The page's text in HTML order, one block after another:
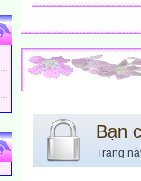
Bạn
Trang